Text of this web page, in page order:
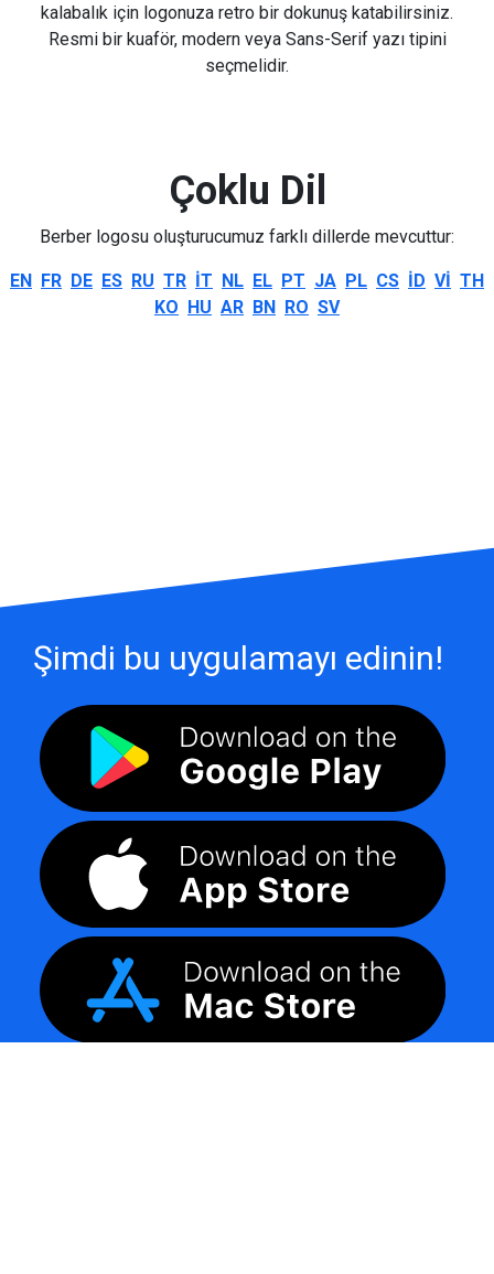
kalabalık için logonuza retro bir dokunuş katabilirsiniz.
Resmi bir kuaför, modern veya Sans-Serif yazı tipini
seçmelidir.
Çoklu Dil
Berber logosu oluşturucumuz farklı dillerde mevcuttur:
EN FR DE ES RU TR IT NL EL PT JA PL CS ID VI TH
KO HU AR BN RO SV
Şimdi bu uygulamayı edinin!